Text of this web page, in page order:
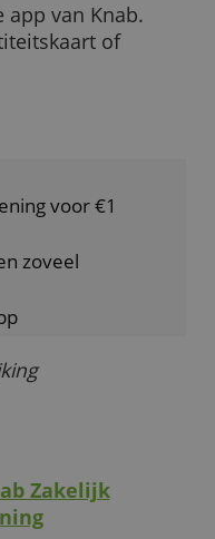
andere tegen
voor
een
benodigde
Knab Zakelijk wat
keuze.
de app van Knab.
of
voor €1